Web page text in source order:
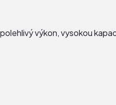
výkon, vysokou